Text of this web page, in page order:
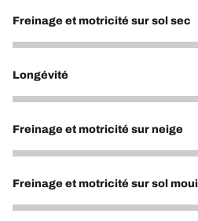
Freinage et motricité sur sol sec
5
Longévité
5
Freinage et motricité sur neige
5
Freinage et motricité sur sol
5